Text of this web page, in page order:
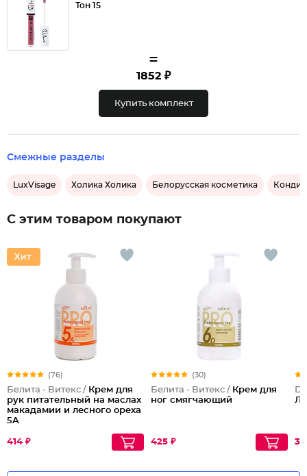
Тон 15
=
1852 ₽
Купить комплект
Смежные разделы
LuxVisage Холика Холика Белорусская косметика
С этим товаром покупают
(76)
Белита - Витекс / Крем для
рук питательный на маслах
макадамии и лесного ореха
5A
414 ₽
(30)
Белита - Витекс / Крем для
ног смягчающий
425 ₽